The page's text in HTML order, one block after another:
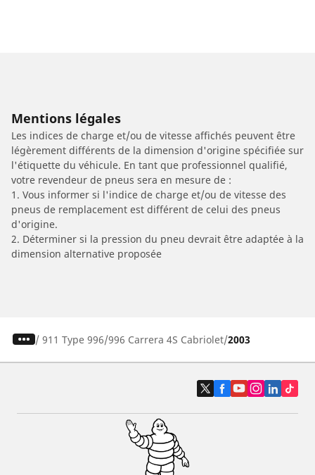
Mentions légales
Les indices de charge et/ou de vitesse affichés peuvent être
légèrement différents de la dimension d'origine spécifiée sur
l'étiquette du véhicule. En tant que professionnel qualifié,
votre revendeur de pneus sera en mesure de :
1. Vous informer si l'indice de charge et/ou de vitesse des
pneus de remplacement est différent de celui des pneus
d'origine.
2. Déterminer si la pression du pneu devrait être adaptée à la
dimension alternative proposée
/ 911 Type 996 996 Carrera 4S Cabriolet 2003